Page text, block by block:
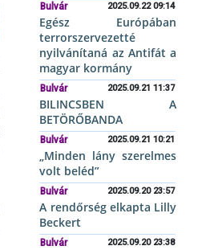
Bulvár 2025.09.22 09:14
Egész Európában
terrorszervezetté
nyilvánítaná az Antifát a
magyar kormány
Bulvár 2025.09.21 11:37
BILINCSBEN A
BETÖRŐBANDA
Bulvár 2025.09.21 10:21
„Minden lány szerelmes
volt beléd”
Bulvár 2025.09.20 23:57
A rendőrség elkapta Lilly
Beckert
Bulvár 2025.09.20 23:38